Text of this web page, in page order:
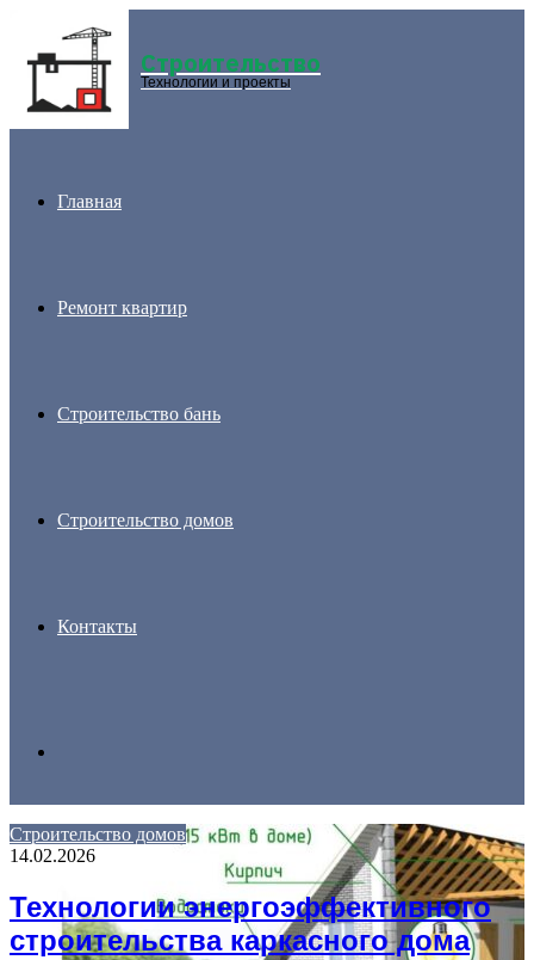
Menu Строительство
Технологии и проекты
Главная
Ремонт квартир
Строительство бань
Строительство домов
Контакты
for
Строительство домов
14.02.2026
Технологии энергоэффективного
строительства каркасного дома